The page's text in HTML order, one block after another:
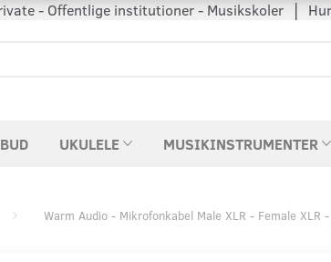
- Offentlige institutioner - Musikskoler │
UKULELE MUSIKINSTRUMENTER
Warm Audio - Mikrofonkabel Male XLR - Female XLR